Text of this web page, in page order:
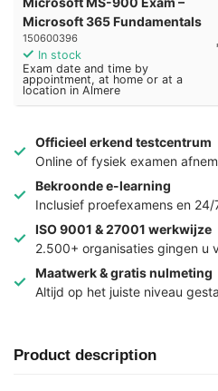
Microsoft 365 Fundamentals
150600396
In stock
Exam date and time by
appointment, at home or at a
location in Almere
Officieel erkend testcentrum
Online of fysiek examen
Bekroonde e-learning
Inclusief proefexamens en
ISO 9001 & 27001 werkwijze
2.500+ organisaties gingen u
Maatwerk & gratis nulmeting
Altijd op het juiste niveau
Product description